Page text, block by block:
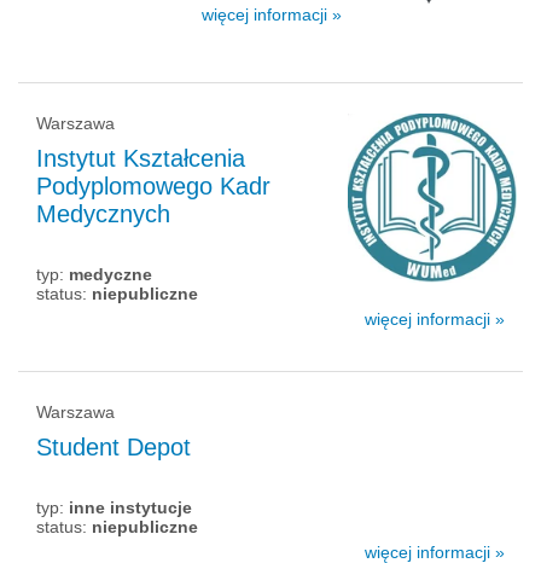
więcej informacji »
Warszawa
Instytut Kształcenia
Podyplomowego Kadr
Medycznych
typ: medyczne
status: niepubliczne
więcej informacji »
Warszawa
Student Depot
typ: inne instytucje
status: niepubliczne
więcej informacji »